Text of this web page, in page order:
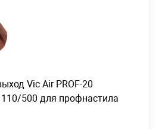
Vic Air PROF-20
500 для профнастила